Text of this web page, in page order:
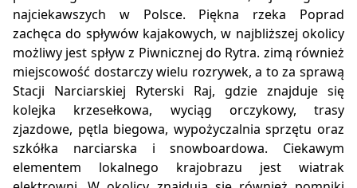
najciekawszych w Polsce. Piękna rzeka Poprad
zachęca do spływów kajakowych, w najbliższej okolicy
możliwy jest spływ z Piwnicznej do Rytra. zimą również
miejscowość dostarczy wielu rozrywek, a to za sprawą
Stacji Narciarskiej Ryterski Raj, gdzie znajduje się
kolejka krzesełkowa, wyciąg orczykowy, trasy
zjazdowe, pętla biegowa, wypożyczalnia sprzętu oraz
szkółka narciarska i snowboardowa. Ciekawym
elementem lokalnego krajobrazu jest wiatrak